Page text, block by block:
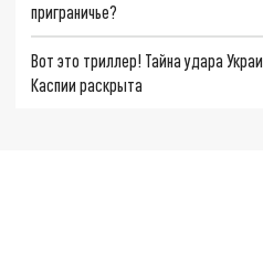
приграничье?
Вот это триллер! Тайна удара
Каспии раскрыта